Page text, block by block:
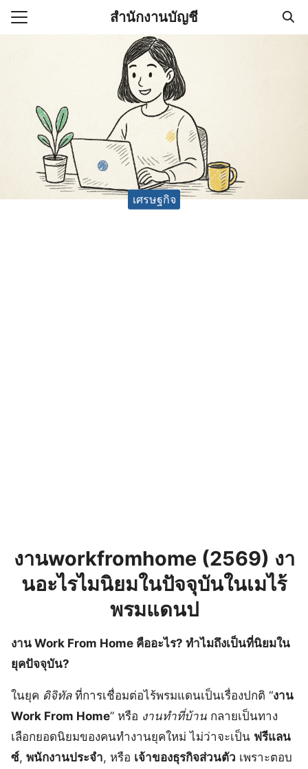
Skip
สำนักงานบัญชี
านบัญชี (Accounting
ช่วยสำคัญในการบริหาร
เศรษฐกิจ
งานworkfromhome (2569) งา
นอะไรไมนิยมในปัจจุบันในเมไร้
พรมแดนป
งาน Work From Home คืออะไร? ทำไมถึงเป็นที่นิยมใน
ยุคปัจจุบัน?
ในยุค ดิจิทัลที่การเชื่อมต่อไร้พรมแดนเป็นเรื่องปกติ “งาน
Work From Home” หรือ งานทำที่บ้าน กลายเป็นทาง
เลือกยอดนิยมของคนทำงานยุคใหม่ ไม่ว่าจะเป็น ฟรีแลน
ซ์, พนักงานประจำ, หรือ เจ้าของธุรกิจส่วนตัว เพราะตอบ